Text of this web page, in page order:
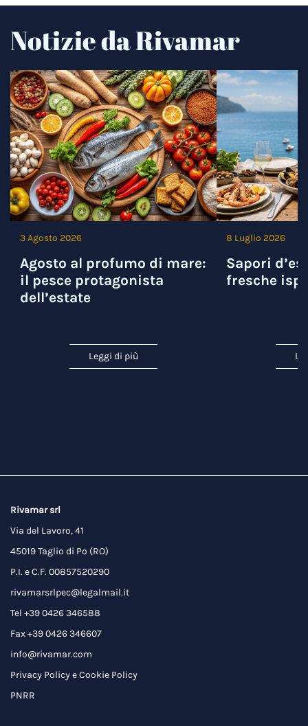
Notizie da Rivamar
3 Agosto 2026
Agosto al profumo di mare:
il pesce protagonista
dell’estate
Leggi di più
8 Luglio 2026
Sapori
fresche
Rivamar srl
Via del Lavoro, 41
45019 Taglio di Po (RO)
P.I. e C.F. 00857520290
rivamarsrlpec@legalmail.it
Tel +39 0426 346588
Fax +39 0426 346607
info@rivamar.com
Privacy PolicyeCookie Policy
PNRR